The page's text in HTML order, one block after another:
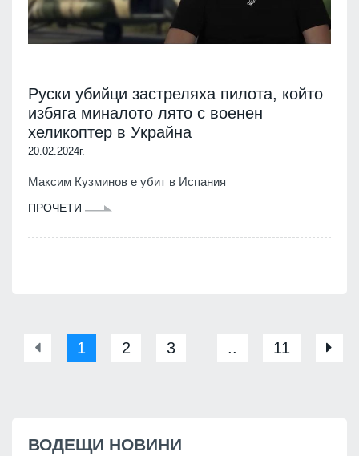
Руски убийци застреляха пилота, който
избяга миналото лято с военен
хеликоптер в Украйна
20.02.2024г.
Максим Кузминов е убит в Испания
ПРОЧЕТИ
1 2 3 .. 11
ВОДЕЩИ НОВИНИ